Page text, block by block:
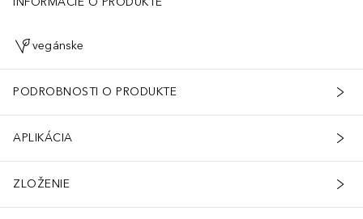
vegánske
PODROBNOSTI O PRODUKTE
APLIKÁCIA
ZLOŽENIE